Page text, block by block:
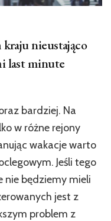
nieustająco
last minute
bardziej. Na
w różne rejony
wakacje warto
Jeśli tego
nie będziemy mieli
jest z
problem z